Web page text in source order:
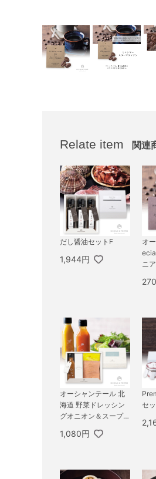
Relate item 関連
だし醤油セットF
1,944円
オ
ニア
オーシャンテール 北
海道 野菜ドレッシン
グオニオン＆スープセ
1,080円
セ